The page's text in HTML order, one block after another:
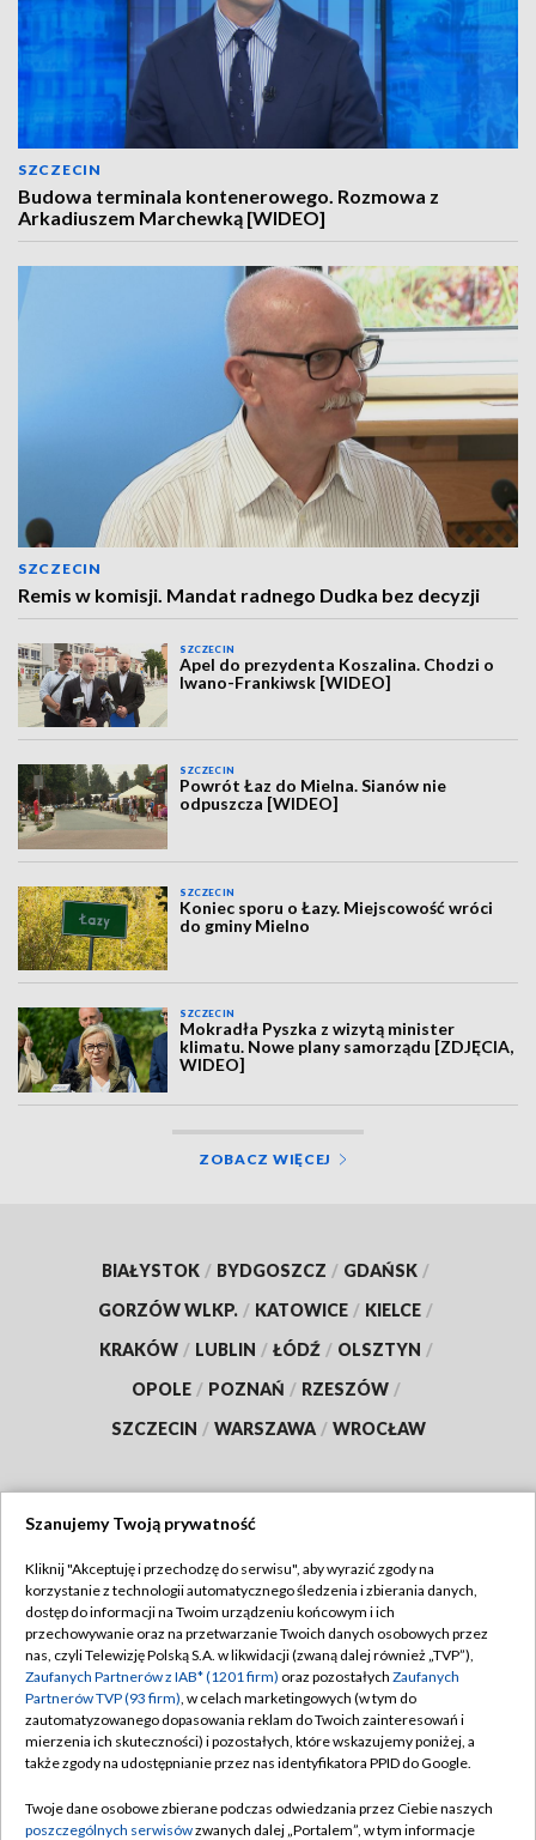
SZCZECIN
Budowa terminala kontenerowego. Rozmowa z
Arkadiuszem Marchewką [WIDEO]
SZCZECIN
Remis w komisji. Mandat radnego Dudka bez decyzji
SZCZECIN
Apel do prezydenta Koszalina. Chodzi o
Iwano-Frankiwsk [WIDEO]
SZCZECIN
Powrót Łaz do Mielna. Sianów nie
odpuszcza [WIDEO]
SZCZECIN
Koniec sporu o Łazy. Miejscowość wróci
do gminy Mielno
SZCZECIN
Mokradła Pyszka z wizytą minister
klimatu. Nowe plany samorządu [ZDJĘCIA,
WIDEO]
ZOBACZ WIĘCEJ
BIAŁYSTOK / BYDGOSZCZ / GDAŃSK /
GORZÓW WLKP. / KATOWICE / KIELCE /
KRAKÓW / LUBLIN / ŁÓDŹ / OLSZTYN /
OPOLE / POZNAŃ / RZESZÓW /
SZCZECIN / WARSZAWA / WROCŁAW
TVP
Abonament TVP
Emisja w TVP
Centrum informacji TVP
Naziemna Telewizja Cyfrowa
Rada Programowa
Regulamin TVP
Polityka prywatności
Moje zgody
Pomoc
Kontakt
Szanujemy Twoją prywatność
Kliknij "Akceptuję i przechodzę do serwisu", aby wyrazić zgody na
korzystanie z technologii automatycznego śledzenia i zbierania danych,
dostęp do informacji na Twoim urządzeniu końcowym i ich
przechowywanie oraz na przetwarzanie Twoich danych osobowych przez
nas, czyli Telewizję Polską S.A. w likwidacji (zwaną dalej również „TVP”),
Zaufanych Partnerów z IAB* (1201 firm) oraz pozostałych Zaufanych
Partnerów TVP (93 firm), w celach marketingowych (w tym do
zautomatyzowanego dopasowania reklam do Twoich zainteresowań i
mierzenia ich skuteczności) i pozostałych, które wskazujemy poniżej, a
także zgody na udostępnianie przez nas identyfikatora PPID do Google.
Twoje dane osobowe zbierane podczas odwiedzania przez Ciebie naszych
poszczególnych serwisówzwanych dalej „Portalem”, w tym informacje